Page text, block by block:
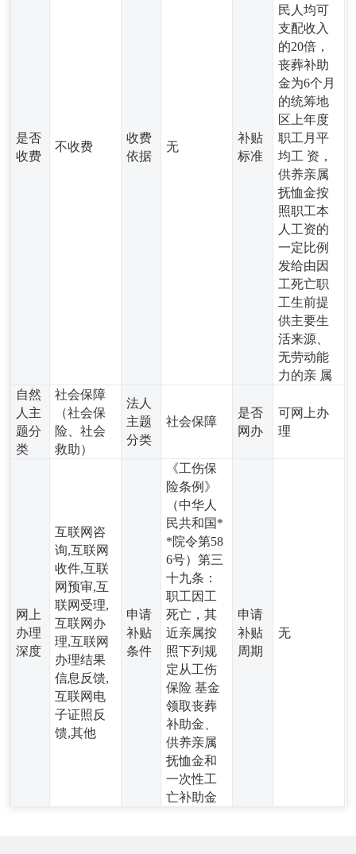
是否
收费
不收费
收费
依据
无
补贴
标准
民人均可
支配收入
的20倍，
丧葬补助
金为6个月
的统筹地
区上年度
职工月平
均工 资，
供养亲属
抚恤金按
照职工本
人工资的
一定比例
发给由因
工死亡职
工生前提
供主要生
活来源、
无劳动能
力的亲 属
自然
人主
题分
类
社会保障
（社会保
险、社会
救助）
法人
主题
分类
社会保障
是否
网办
可网上办
理
网上
办理
深度
互联网咨
询,互联网
收件,互联
网预审,互
联网受理,
互联网办
理,互联网
办理结果
信息反馈,
互联网电
子证照反
馈,其他
申请
补贴
条件
《工伤保
险条例》
（中华人
民共和国*
*院令第58
6号）第三
十九条：
职工因工
死亡，其
近亲属按
照下列规
定从工伤
保险 基金
领取丧葬
补助金、
供养亲属
抚恤金和
一次性工
亡补助金
申请
补贴
周期
无